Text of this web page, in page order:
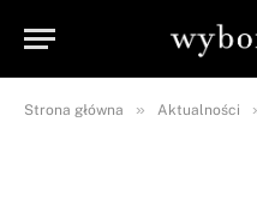
Strona główna » Aktualności